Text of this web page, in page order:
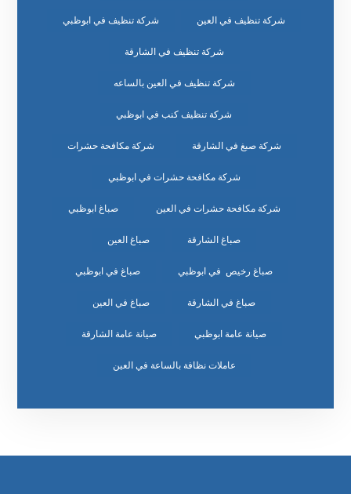
شركة تنظيف في العين شركة تنظيف في ابوظبي
شركة تنظيف في الشارقة
شركة تنظيف في العين بالساعه
شركة تنظيف كنب في ابوظبي
شركة صبغ في الشارقة شركة مكافحة حشرات
شركة مكافحة حشرات في ابوظبي
شركة مكافحة حشرات في العين صباغ ابوظبي
صباغ الشارقة صباغ العين
صباغ رخيص في ابوظبي صباغ في ابوظبي
صباغ في الشارقة صباغ في العين
صيانة عامة ابوظبي صيانة عامة الشارقة
عاملات نظافة بالساعة في العين